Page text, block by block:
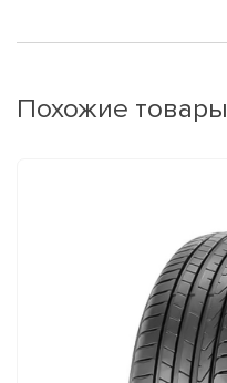
Похожие товары